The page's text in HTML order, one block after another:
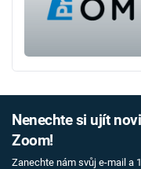
Nenechte si ujít
Zoom!
Zanechte nám svůj e-mail a